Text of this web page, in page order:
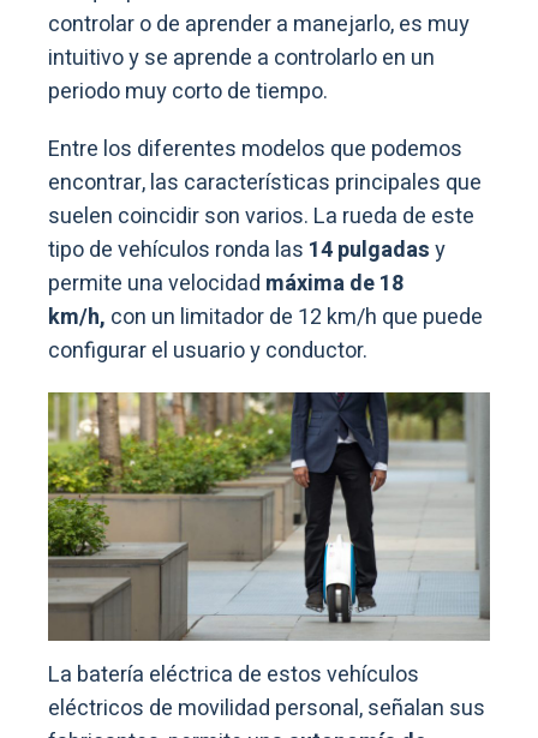
controlar o de aprender a manejarlo, es muy
intuitivo y se aprende a controlarlo en un
periodo muy corto de tiempo.
Entre los diferentes modelos que podemos
encontrar, las características principales que
suelen coincidir son varios. La rueda de este
tipo de vehículos ronda las 14 pulgadasy
permite una velocidad máxima de 18
km/h, con un limitador de 12 km/h que puede
configurar el usuario y conductor.
La batería eléctrica de estos vehículos
eléctricos de movilidad personal, señalan sus